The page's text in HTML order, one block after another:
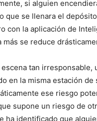
si alguien
que se llenara el
con la aplicación de
se reduce
tan
en la misma estación de
ese riesgo
supone un riesgo de
ha identificado que